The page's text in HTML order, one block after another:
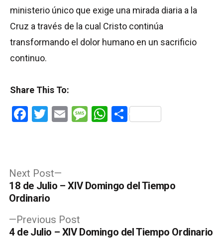
ministerio único que exige una mirada diaria a la
Cruz a través de la cual Cristo continúa
transformando el dolor humano en un sacrificio
continuo.
Share This To:
Facebook
Twitter
EmailMessage
WhatsApp
Share
Post
navigation
Previous Post
post:
4 de Julio – XIV Domingo del Tiempo Ordinario
Next Post
post:
18 de Julio – XIV Domingo del Tiempo
Ordinario